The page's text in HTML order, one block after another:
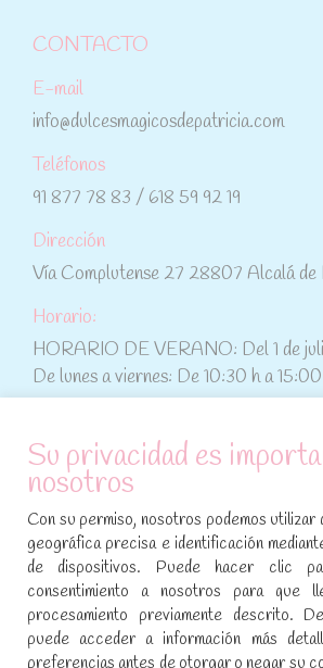
CONTACTO
E-mail
info@dulcesmagicosdepatricia.com
Teléfonos
91 877 78 83 / 618 59 92 19
Dirección
Vía Complutense 27 28807 Alcalá de
Horario:
HORARIO DE VERANO: Del 1 de
De lunes a viernes: De 10:30 h a
ATENCIÓN AL CLIENTE
Condiciones de compra
Aviso legal y política de privacidad
Política de cookies
SÍGUENOS EN REDES
Su privacidad es
nosotros
Con su permiso, nosotros podemos utilizar
geográfica precisa e identificación
de dispositivos. Puede hacer clic
consentimiento a nosotros para que
procesamiento previamente descrito.
puede acceder a información más
preferencias antes de otorgar o negar su